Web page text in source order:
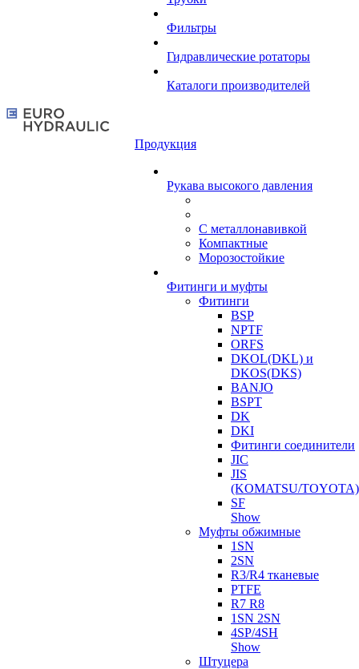
Фильтры
Гидравлические ротаторы
Каталоги производителей
Продукция
Рукава высокого давления
С металлонавивкой
Компактные
Морозостойкие
Фитинги и муфты
Фитинги
BSP
NPTF
ORFS
DKOL(DKL) и
DKOS(DKS)
BANJO
BSPT
DK
DKI
Фитинги соединители
JIC
JIS
(KOMATSU/TOYOTA)
SF
Show
Муфты обжимные
1SN
2SN
R3/R4 тканевые
PTFE
R7 R8
1SN 2SN
4SP/4SH
Show
Штуцера